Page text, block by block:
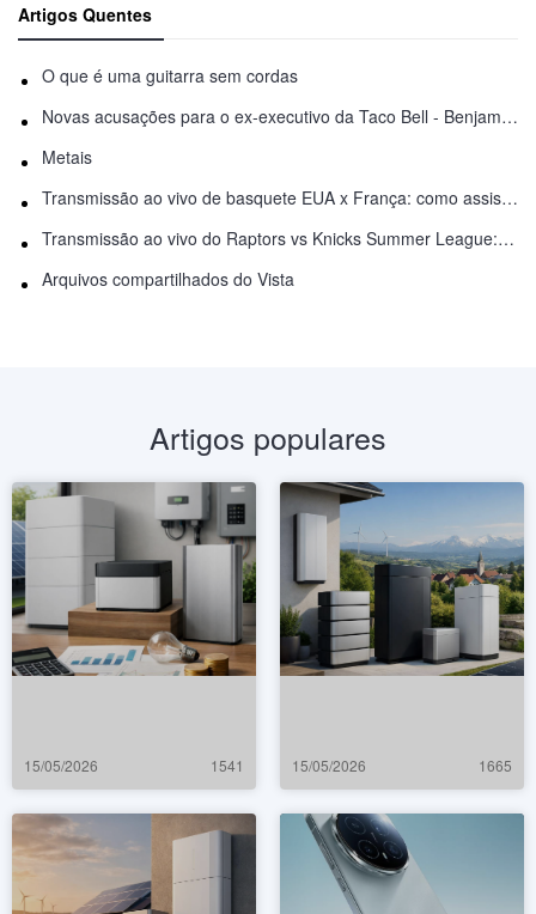
Artigos Quentes
O que é uma guitarra sem cordas
Novas acusações para o ex-executivo da Taco Bell - Benjamin Golden - na briga do Uber
Metais
Transmissão ao vivo de basquete EUA x França: como assistir online
Transmissão ao vivo do Raptors vs Knicks Summer League: como assistir
Arquivos compartilhados do Vista
Artigos populares
15/05/2026 1541 15/05/2026 1665